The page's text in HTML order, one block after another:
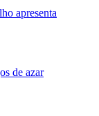
apresenta
de azar